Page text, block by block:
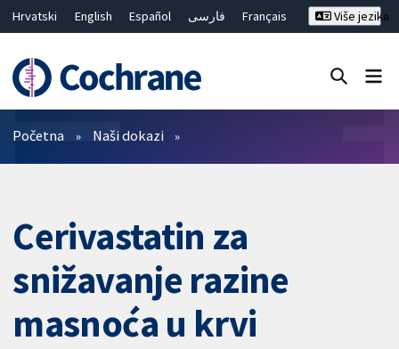
Hrvatski English Español فارسی
Français
繁體中文
简体中文
Više jezika
Prečistači
Početna Naši dokazi
Cerivastatin za
snižavanje razine
masnoća u krvi